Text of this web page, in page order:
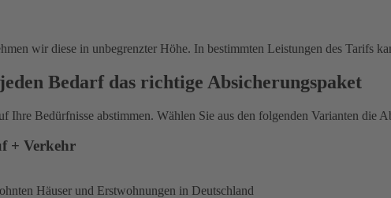
wir diese in unbegrenzter Höhe. In bestimmten Leistungen des Tarifs
Bedarf das richtige Absicherungspaket
Ihre Bedürfnisse abstimmen. Wählen Sie aus den folgenden Varianten die
+ Verkehr
Häuser und Erstwohnungen in Deutschland